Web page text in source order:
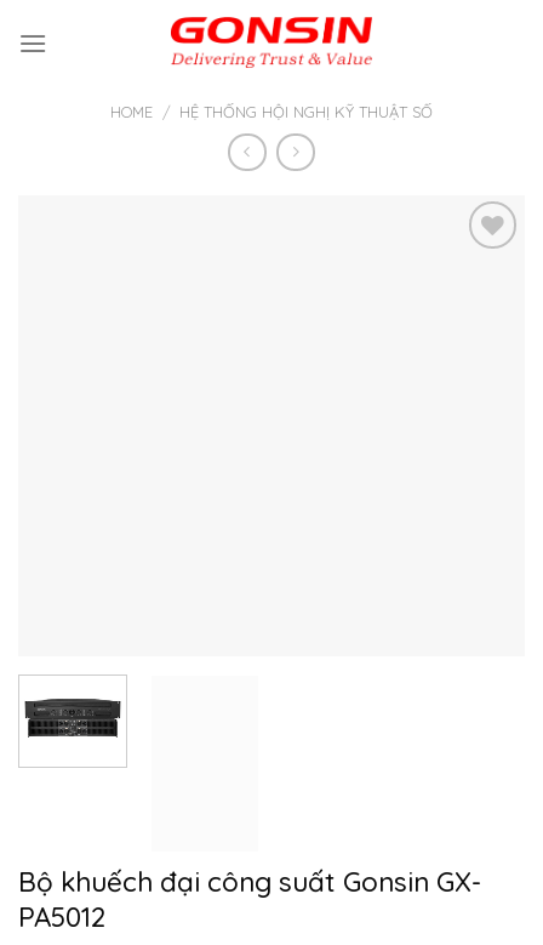
HOME / HỆ THỐNG HỘI NGHỊ KỸ THUẬT SỐ
Bộ khuếch đại công suất Gonsin GX-
PA5012